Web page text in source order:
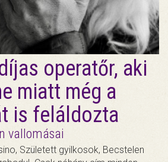
operatőr, aki
miatt még a
is feláldozta
vallomásai
Született gyilkosok, Becstelen